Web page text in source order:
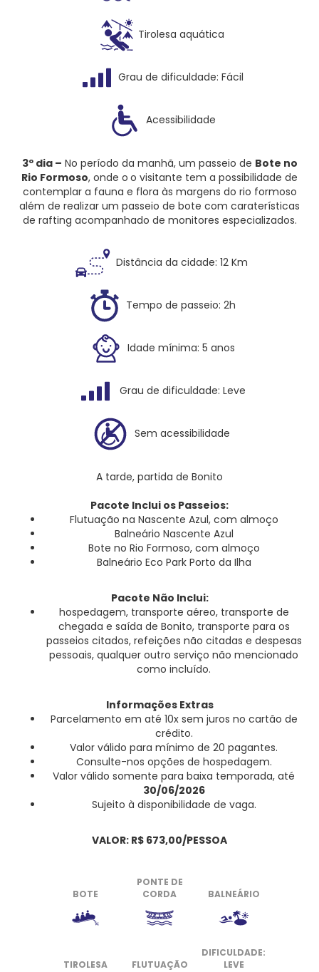
Tirolesa aquática
Grau de dificuldade: Fácil
Acessibilidade
3º dia – No período da manhã, um passeio de Bote no
Rio Formoso, onde o o visitante tem a possibilidade de
contemplar a fauna e flora às margens do rio formoso
além de realizar um passeio de bote com caraterísticas
de rafting acompanhado de monitores especializados.
Distância da cidade: 12 Km
Tempo de passeio: 2h
Idade mínima: 5 anos
Grau de dificuldade: Leve
Sem acessibilidade
A tarde, partida de Bonito
Pacote Inclui os Passeios:
Flutuação na Nascente Azul, com almoço
Balneário Nascente Azul
Bote no Rio Formoso, com almoço
Balneário Eco Park Porto da Ilha
Pacote Não Inclui:
hospedagem, transporte aéreo, transporte de
chegada e saída de Bonito, transporte para os
passeios citados, refeições não citadas e despesas
pessoais, qualquer outro serviço não mencionado
como incluído.
Informações Extras
Parcelamento em até 10x sem juros no cartão de
crédito.
Valor válido para mínimo de 20 pagantes.
Consulte-nos opções de hospedagem.
Valor válido somente para baixa temporada, até
30/06/2026
Sujeito à disponibilidade de vaga.
VALOR: R$ 673,00/PESSOA
BOTE
PONTE DE
CORDA
BALNEÁRIO
TIROLESA FLUTUAÇÃO
DIFICULDADE:
LEVE